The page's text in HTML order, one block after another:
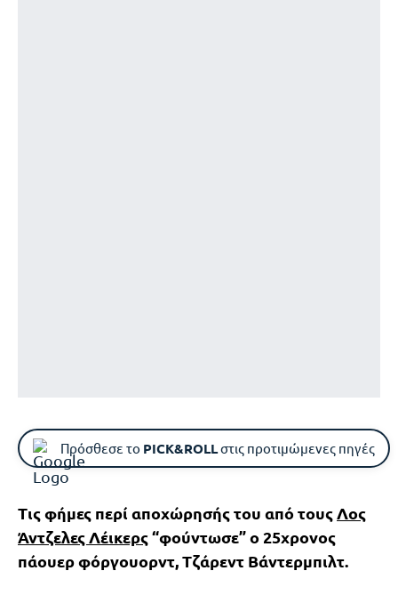
Πρόσθεσε το PICK&ROLLστις προτιμώμενες πηγές
Τις φήμες περί αποχώρησής του από τουςΛος
Άντζελες Λέικερς“φούντωσε” ο 25χρονος
πάουερ φόργουορντ, Τζάρεντ Βάντερμπιλτ.